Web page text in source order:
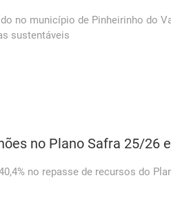
no município de Pinheirinho do
sustentáveis
no Plano Safra 25/26
no repasse de recursos do